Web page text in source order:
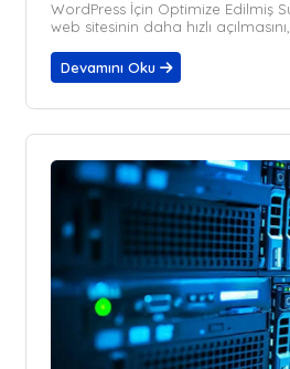
WordPress İçin Optimize Edilmiş
web sitesinin daha hızlı
Devamını Oku